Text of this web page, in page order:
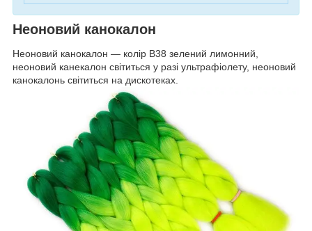
Неоновий канокалон
Неоновий канокалон — колір B38 зелений лимонний,
неоновий канекалон світиться у разі ультрафіолету, неоновий
канокалонь світиться на дискотеках.